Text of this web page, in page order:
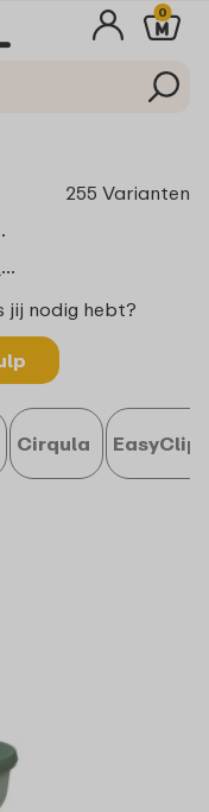
0
255 Varianten
altijd een bewaaroplossing! Ontdek onze series:
jij nodig hebt?
Cirqula EasyClip